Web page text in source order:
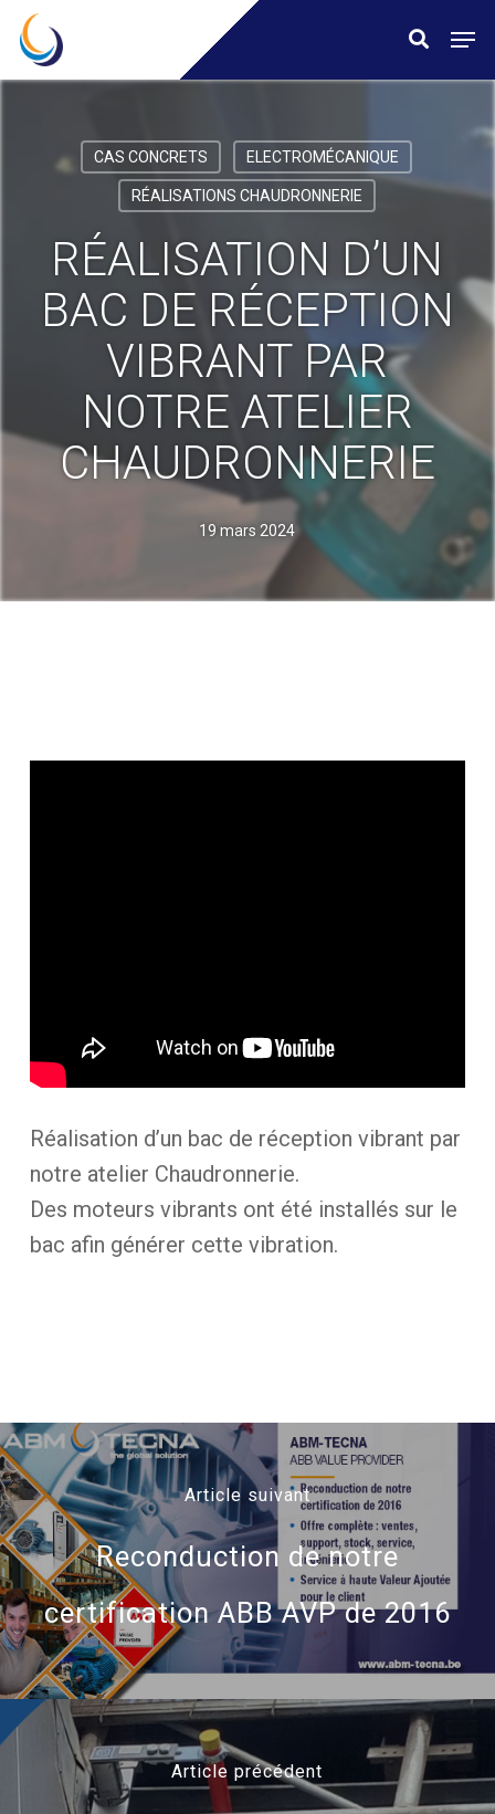
Skip
main
search
CAS CONCRETS ELECTROMÉCANIQUE
RÉALISATIONS CHAUDRONNERIE
RÉALISATION D’UN
BAC DE RÉCEPTION
VIBRANT PAR
NOTRE ATELIER
CHAUDRONNERIE
19 mars 2024
Réalisation d’un bac de réception vibrant par
notre atelier Chaudronnerie.
Des moteurs vibrants ont été installés sur le
bac afin générer cette vibration.
Article suivant
Reconduction de notre
certification ABB AVP de 2016
Article précédent